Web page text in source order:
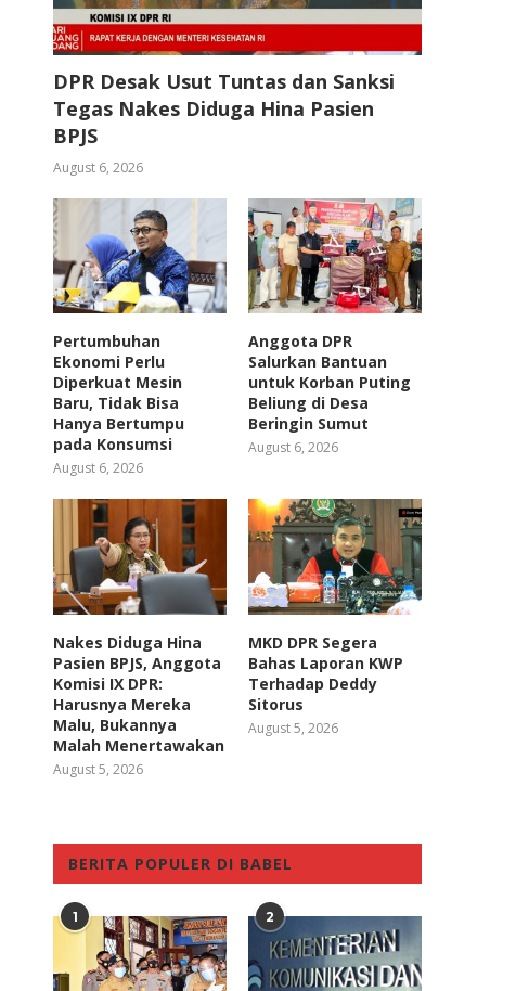
DPR Desak Usut Tuntas dan Sanksi
Tegas Nakes Diduga Hina Pasien
BPJS
August 6, 2026
Pertumbuhan
Ekonomi Perlu
Diperkuat Mesin
Baru, Tidak Bisa
Hanya Bertumpu
pada Konsumsi
August 6, 2026
Anggota DPR
Salurkan Bantuan
untuk Korban Puting
Beliung di Desa
Beringin Sumut
August 6, 2026
Nakes Diduga Hina
Pasien BPJS, Anggota
Komisi IX DPR:
Harusnya Mereka
Malu, Bukannya
Malah Menertawakan
August 5, 2026
MKD DPR Segera
Bahas Laporan KWP
Terhadap Deddy
Sitorus
August 5, 2026
BERITA POPULER DI BABEL
1 2